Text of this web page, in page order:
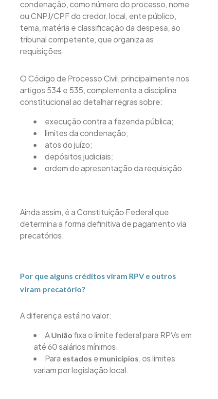
condenação, como número do processo, nome
ou CNPJ/CPF do credor, local, ente público,
tema, matéria e classificação da despesa, ao
tribunal competente, que organiza as
requisições.
O Código de Processo Civil, principalmente nos
artigos 534 e 535, complementa a disciplina
constitucional ao detalhar regras sobre:
execução contra a fazenda pública;
limites da condenação;
atos do juízo;
depósitos judiciais;
ordem de apresentação da requisição.
Ainda assim, é a Constituição Federal que
determina a forma definitiva de pagamento via
precatórios.
Por que alguns créditos viram RPV e outros
viram precatório?
A diferença está no valor:
A União fixa o limite federal para RPVs em
até 60 salários mínimos.
Para estados e municípios, os limites
variam por legislação local.